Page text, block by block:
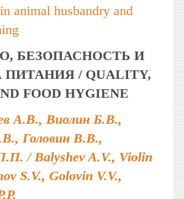
animal husbandry and
БЕЗОПАСНОСТЬ И
/ QUALITY,
FOOD HYGIENE
А.В., Виолин Б.В.,
Головин В.В.,
/ Balyshev A.V., Violin
S.V., Golovin V.V.,